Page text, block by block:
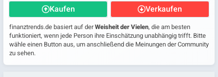
Kaufen Verkaufen
finanztrends.de basiert auf derWeisheit der Vielen, die am besten
funktioniert, wenn jede Person ihre Einschätzung unabhängig trifft. Bitte
wähle einen Button aus, um anschließend die Meinungen der Community
zu sehen.